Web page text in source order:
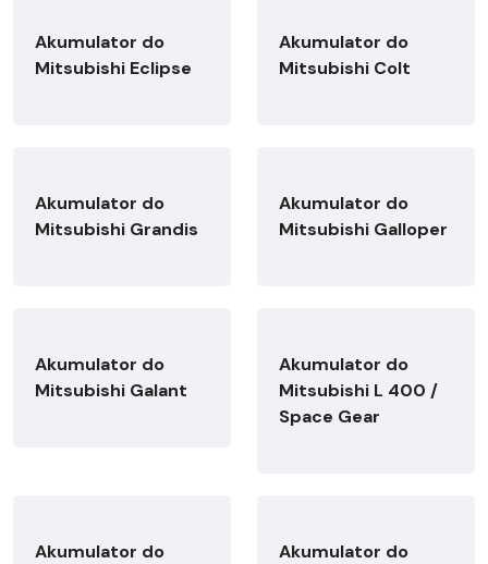
Akumulator do
Mitsubishi Eclipse
Akumulator do
Mitsubishi Colt
Akumulator do
Mitsubishi Grandis
Akumulator do
Mitsubishi Galloper
Akumulator do
Mitsubishi Galant
Akumulator do
Mitsubishi L 400 /
Space Gear
Akumulator do
Akumulator do